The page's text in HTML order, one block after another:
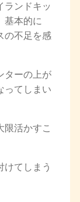
ランドキッ
基本的に
の不足を感
ターの上が
ってしまい
限活かすこ
けてしまう